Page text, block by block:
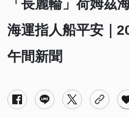
「長麗輪」荷姆茲
海運指人船平安｜
午間新聞